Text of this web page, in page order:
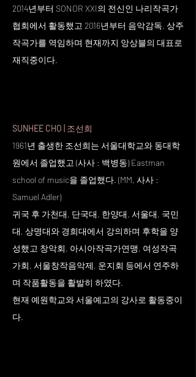
2014년부터 SONOR XXI의 전신인 나리작곡가
협회에서 활동했고 2016년부터 음악감독, 상주
작곡가를 역임하며 현재까지 앙상블의 대표로
재직중이다.
SUNHEE CHO | 조선희
1961년 출생한 조선희는 서울대학교와 동대학
원에서 졸업했고 (사사 : 백병동) Eastman
school of music을 졸업했다. (MM, 사사 :
Samuel Adler)
귀국 후 가천대, 단국대, 한양대, 서울대, 국민
대, 상명대와 경희대에서 강의하며 후학을 양
성했고 창악회, 아시아작곡가연맹, 여성작곡
가회, 서울창작음악제, 운지회 등에서 연주하
며 작품활동을 활발히 하였다.
현재 예원학교와 서울예고의 강사로 활동중이
다.